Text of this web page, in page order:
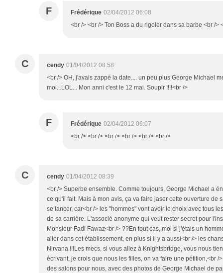
F Frédérique 02/04/2012 06:08
<br /> <br /> Ton Boss a du rigoler dans sa barbe <br />
C cendy 01/04/2012 08:58
<br /> OH, j'avais zappé la date.... un peu plus George Michael
moi...LOL... Mon anni c'est le 12 mai. Soupir !!!!<br />
F Frédérique 02/04/2012 06:07
<br /> <br /> <br /> <br /> <br /> <br />
C cendy 01/04/2012 08:39
<br /> Superbe ensemble. Comme toujours, George Michael a
ce qu'il fait. Mais à mon avis, ça va faire jaser cette ouverture de
se lancer, car<br /> les "hommes" vont avoir le choix avec tous
de sa carrière. L'associé anonyme qui veut rester secret pour
Monsieur Fadi Fawaz<br /> ??En tout cas, moi si j'étais un
aller dans cet établissement, en plus si il y a aussi<br /> les
Nirvana !!!Les mecs, si vous allez à Knightsbridge, vous nous
écrivant, je crois que nous les filles, on va faire une pétition,<br /
des salons pour nous, avec des photos de George Michael de